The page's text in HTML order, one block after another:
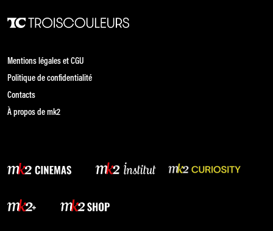
Mentions légales et CGU
Politique de confidentialité
Contacts
À propos de mk2